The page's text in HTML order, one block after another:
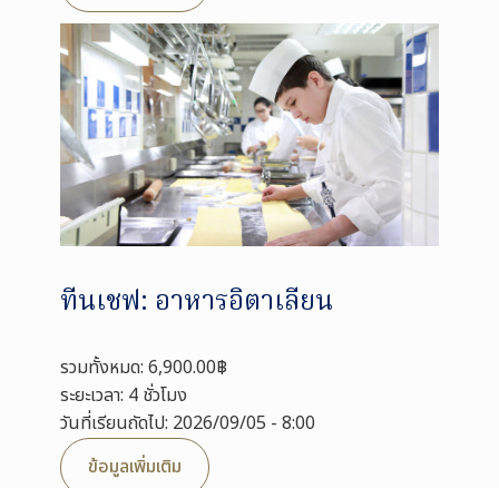
ทีนเชฟ: อาหารอิตาเลียน
รวมทั้งหมด: 6,900.00฿
ระยะเวลา: 4 ชั่วโมง
วันที่เรียนถัดไป: 2026/09/05 - 8:00
ข้อมูลเพิ่มเติม